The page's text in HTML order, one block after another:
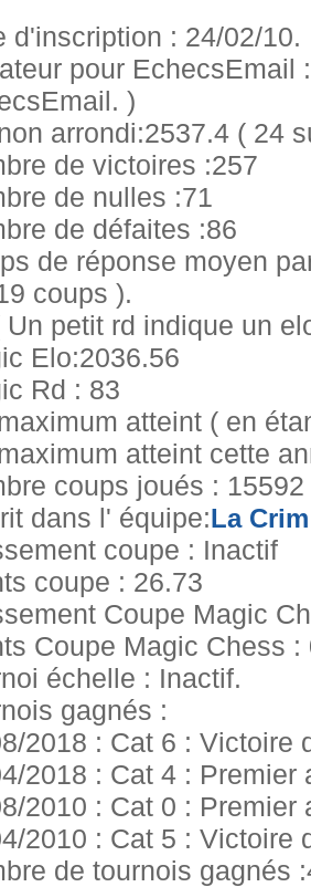
d'inscription : 24/02/10.
pour EchecsEmail
)
arrondi:2537.4 ( 24
de victoires :257
de nulles :71
de défaites :86
de réponse moyen
coups ).
Un petit rd indique un
Elo:2036.56
Rd : 83
atteint ( en
atteint cette
coups joués : 15592
dans l' équipe:La
coupe : Inactif
coupe : 26.73
Coupe Magic
Coupe Magic Chess :
échelle : Inactif.
gagnés :
2018 : Cat 6 : Victoire
2018 : Cat 4 : Premier
2010 : Cat 0 : Premier
2010 : Cat 5 : Victoire
de tournois gagnés